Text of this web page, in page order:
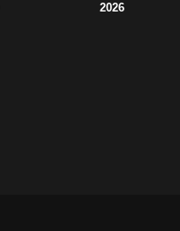
2026